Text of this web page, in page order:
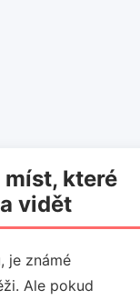
které
vidět
je známé
Ale pokud